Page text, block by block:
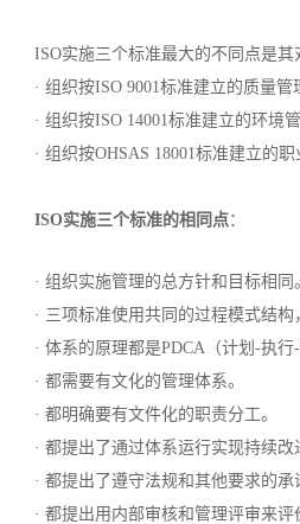
ISO实施三个标准最大的不同点是其
· 组织按ISO 9001标准建立的质量管
· 组织按ISO 14001标准建立的环境
· 组织按OHSAS 18001标准建立的
ISO实施三个标准的相同点：
· 组织实施管理的总方针和目标相同
· 三项标准使用共同的过程模式结构
· 体系的原理都是PDCA（计划-执行
· 都需要有文化的管理体系。
· 都明确要有文件化的职责分工。
· 都提出了通过体系运行实现持续改
· 都提出了遵守法规和其他要求的承
· 都提出用内部审核和管理评审来